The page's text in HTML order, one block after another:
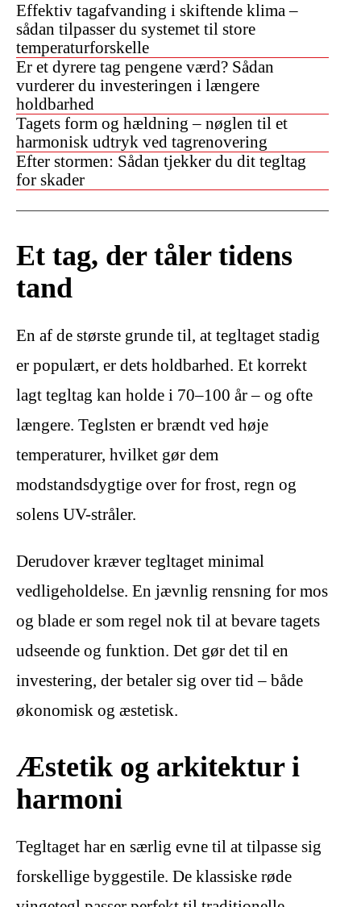
Effektiv tagafvanding i skiftende klima –
sådan tilpasser du systemet til store
temperaturforskelle
Er et dyrere tag pengene værd? Sådan
vurderer du investeringen i længere
holdbarhed
Tagets form og hældning – nøglen til et
harmonisk udtryk ved tagrenovering
Efter stormen: Sådan tjekker du dit tegltag
for skader
Et tag, der tåler tidens
tand
En af de største grunde til, at tegltaget stadig
er populært, er dets holdbarhed. Et korrekt
lagt tegltag kan holde i 70–100 år – og ofte
længere. Teglsten er brændt ved høje
temperaturer, hvilket gør dem
modstandsdygtige over for frost, regn og
solens UV-stråler.
Derudover kræver tegltaget minimal
vedligeholdelse. En jævnlig rensning for mos
og blade er som regel nok til at bevare tagets
udseende og funktion. Det gør det til en
investering, der betaler sig over tid – både
økonomisk og æstetisk.
Æstetik og arkitektur i
harmoni
Tegltaget har en særlig evne til at tilpasse sig
forskellige byggestile. De klassiske røde